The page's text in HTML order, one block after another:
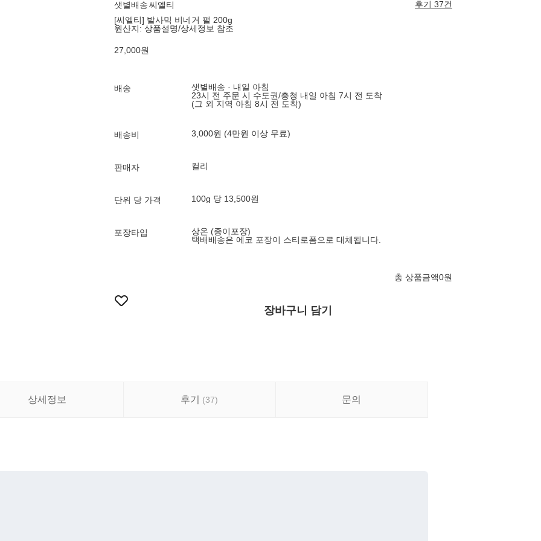
샛별배송씨엘티
후기 37건
[씨엘티] 발사믹 비네거 펄 200g
원산지: 상품설명/상세정보 참조
27,000원
배송
샛별배송 · 내일 아침
23시 전 주문 시 수도권/충청 내일 아침 7시 전 도착
(그 외 지역 아침 8시 전 도착)
배송비 3,000원 (4만원 이상 무료)
판매자 컬리
단위 당 가격 100g 당 13,500원
포장타입
상온 (종이포장)
택배배송은 에코 포장이 스티로폼으로 대체됩니다.
총 상품금액0원
장바구니 담기
상세정보 후기 (37) 문의